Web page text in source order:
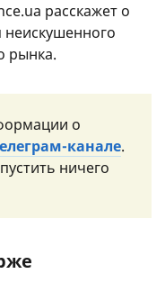
расскажет о
неискушенного
рынка.
о
канале.
ничего